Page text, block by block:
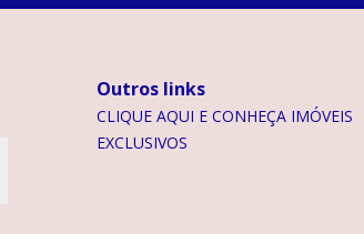
Outros links
CLIQUE AQUI E CONHEÇA IMÓVEIS
EXCLUSIVOS